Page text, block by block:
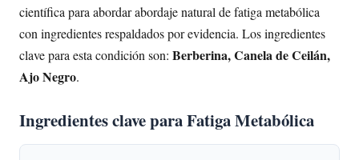
científica para abordar abordaje natural de fatiga metabólica
con ingredientes respaldados por evidencia. Los ingredientes
clave para esta condición son: Berberina, Canela de Ceilán,
Ajo Negro.
Ingredientes clave para Fatiga Metabólica